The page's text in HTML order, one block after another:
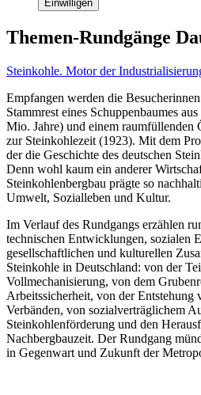
Einwilligen
Themen-Rundgänge
Steinkohle. Motor der
Empfangen werden die
Stammrest eines Schuppenbaumes
Mio. Jahre) und einem raumfüllenden
zur Steinkohlezeit (1923). Mit dem
der die Geschichte des deutschen
Denn wohl kaum ein anderer
Steinkohlenbergbau prägte so
Umwelt, Sozialleben und Kultur.
Im Verlauf des Rundgangs erzählen
technischen Entwicklungen, sozialen
gesellschaftlichen und kulturellen
Steinkohle in Deutschland: von der
Vollmechanisierung, von dem
Arbeitssicherheit, von der Entstehung
Verbänden, von sozialverträglichem
Steinkohlenförderung und den
Nachbergbauzeit. Der Rundgang
in Gegenwart und Zukunft der